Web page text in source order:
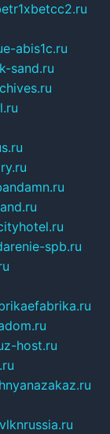
e-abis1c.ru
sand.ru
spb.ru
z-host.ru
vlknrussia.ru